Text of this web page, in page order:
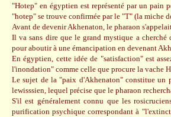
"Hotep" en égyptien est représenté par un pain
"hotep" se trouve confirmée par le "T" (la miche
Avant de devenir Akhenaton, le pharaon
Il va sans dire que le grand mystique a
pour aboutir à une émancipation en devenant
En égyptien, cette idée de "satisfaction" est
l'inondation" comme celle que procure la vache
Le sujet de la "paix d'Akhenaton" constitue un
lewisssien, lequel précise que le pharaon
S'il est généralement connu que les
purification psychique correspondant à